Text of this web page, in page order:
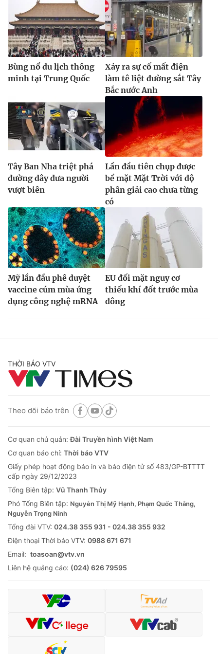
Ðiện thoại Thời báo VTV:
024.66 897 897
Email:toasoan@vtv.vn
Liên hệ quảng cáo:024-7300.7108
® Cấm sao chép dưới mọi hình thức nếu không có sự chấp
thuận bằng văn bản. Ghi rõ nguồn VTV.vn khi phát hành lại
thông tin từ website này.
Bùng nổ du lịch thông
minh tại Trung Quốc
Xảy ra sự cố mất điện
làm tê liệt đường sắt Tây
Bắc nước Anh
Tây Ban Nha triệt phá
đường dây đưa người
vượt biên
Lần đầu tiên chụp được
bề mặt Mặt Trời với độ
phân giải cao chưa từng
có
Mỹ lần đầu phê duyệt
vaccine cúm mùa ứng
dụng công nghệ mRNA
EU đối mặt nguy cơ
thiếu khí đốt trước mùa
đông
THỜI BÁO VTV
Theo dõi báo trên
Cơ quan chủ quản:Đài Truyền hình Việt Nam
Cơ quan báo chí: Thời báo VTV
Giấy phép hoạt động báo in và báo điện tử số 483/GP-BTTTT
cấp ngày 29/12/2023
Tổng Biên tập: Vũ Thanh Thủy
Phó Tổng Biên tập: Nguyễn Thị Mỹ Hạnh, Phạm Quốc Thắng,
Nguyễn Trọng Ninh
Tổng đài VTV: 024.38 355 931 - 024.38 355 932
Ðiện thoại Thời báo VTV: 0988 671 671
Email: toasoan@vtv.vn
Liên hệ quảng cáo: (024) 626 79595